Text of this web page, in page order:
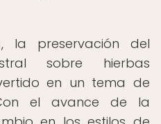
la preservación del
sobre hierbas
en un tema de
el avance de la